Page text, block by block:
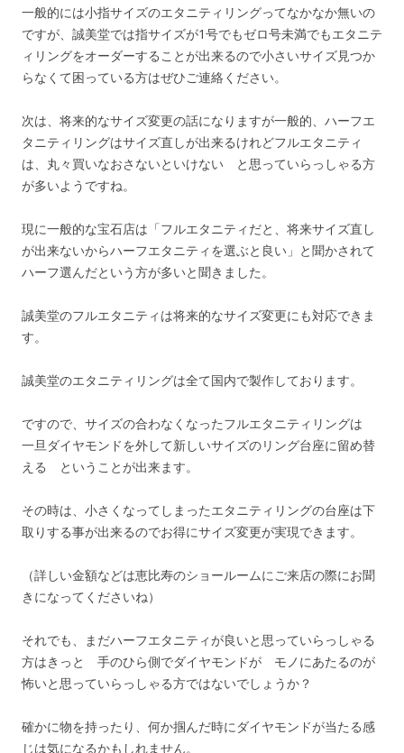
一般的には小指サイズのエタニティリングってなかなか無いの
ですが、誠美堂では指サイズが1号でもゼロ号未満でもエタニテ
ィリングをオーダーすることが出来るので小さいサイズ見つか
らなくて困っている方はぜひご連絡ください。
次は、将来的なサイズ変更の話になりますが一般的、ハーフエ
タニティリングはサイズ直しが出来るけれどフルエタニティ
は、丸々買いなおさないといけない と思っていらっしゃる方
が多いようですね。
現に一般的な宝石店は「フルエタニティだと、将来サイズ直し
が出来ないからハーフエタニティを選ぶと良い」と聞かされて
ハーフ選んだという方が多いと聞きました。
誠美堂のフルエタニティは将来的なサイズ変更にも対応できま
す。
誠美堂のエタニティリングは全て国内で製作しております。
ですので、サイズの合わなくなったフルエタニティリングは
一旦ダイヤモンドを外して新しいサイズのリング台座に留め替
える ということが出来ます。
その時は、小さくなってしまったエタニティリングの台座は下
取りする事が出来るのでお得にサイズ変更が実現できます。
（詳しい金額などは恵比寿のショールームにご来店の際にお聞
きになってくださいね）
それでも、まだハーフエタニティが良いと思っていらっしゃる
方はきっと 手のひら側でダイヤモンドが モノにあたるのが
怖いと思っていらっしゃる方ではないでしょうか？
確かに物を持ったり、何か掴んだ時にダイヤモンドが当たる感
じは気になるかもしれません。